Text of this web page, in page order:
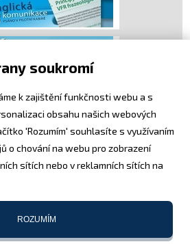
soukromí
k zajištění funkčnosti webu a s
obsahu našich webových
'Rozumím' souhlasíte s využívaním
o chování na webu pro zobrazení
sítích nebo v reklamních sítích na
ROZUMÍM